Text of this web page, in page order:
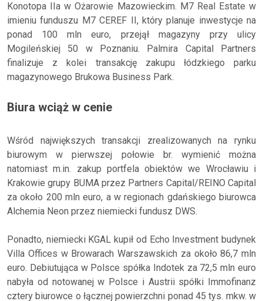
Konotopa IIa w Ożarowie Mazowieckim. M7 Real Estate w
imieniu funduszu M7 CEREF II, który planuje inwestycje na
ponad 100 mln euro, przejął magazyny przy ulicy
Mogileńskiej 50 w Poznaniu. Palmira Capital Partners
finalizuje z kolei transakcję zakupu łódzkiego parku
magazynowego Brukowa Business Park.
Biura wciąż w cenie
Wśród największych transakcji zrealizowanych na rynku
biurowym w pierwszej połowie br. wymienić można
natomiast m.in. zakup portfela obiektów we Wrocławiu i
Krakowie grupy BUMA przez Partners Capital/REINO Capital
za około 200 mln euro, a w regionach gdańskiego biurowca
Alchemia Neon przez niemiecki fundusz DWS.
Ponadto, niemiecki KGAL kupił od Echo Investment budynek
Villa Offices w Browarach Warszawskich za około 86,7 mln
euro. Debiutująca w Polsce spółka Indotek za 72,5 mln euro
nabyła od notowanej w Polsce i Austrii spółki Immofinanz
cztery biurowce o łącznej powierzchni ponad 45 tys. mkw. w